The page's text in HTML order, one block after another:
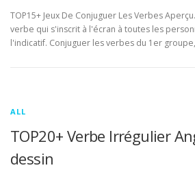
TOP15+ Jeux De Conjuguer Les Verbes
verbe qui s'inscrit à l'écran à toutes les
l'indicatif. Conjuguer les verbes du 1er
ALL
TOP20+ Verbe Irrégulier
dessin